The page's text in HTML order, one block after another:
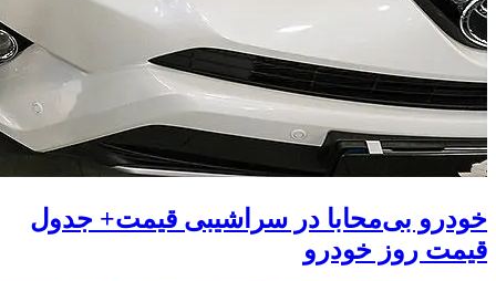
خودرو بی‌محابا در سراشیبی قیمت+ جدول
قیمت روز خودرو